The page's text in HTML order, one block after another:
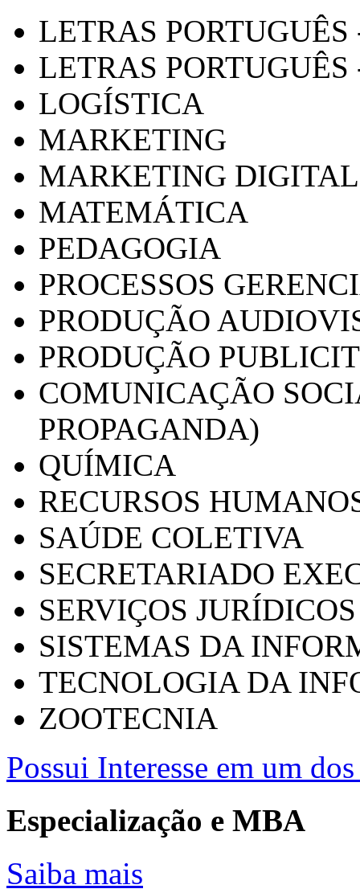
LETRAS
LETRAS PORTUGUÊS
LOGÍSTICA
MARKETING
MARKETING DIGITAL
MATEMÁTICA
PEDAGOGIA
PROCESSOS
PRODUÇÃO
PRODUÇÃO
COMUNICAÇÃO
PROPAGANDA)
QUÍMICA
RECURSOS
SAÚDE COLETIVA
SECRETARIADO
SERVIÇOS
SISTEMAS DA
TECNOLOGIA DA
ZOOTECNIA
Possui Interesse em um
Especialização e MBA
Saiba mais